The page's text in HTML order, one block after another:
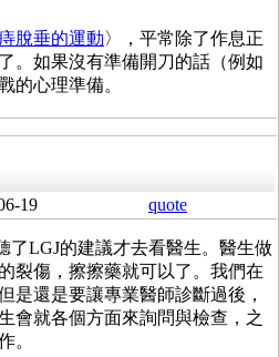
脫垂的運動〉，平常除了作息正
。如果沒有準備開刀的話（例如
的心理準備。
19 quote
了LGJ的建議才去看醫生。醫生做
裂傷，擦擦藥就可以了。我們在
是還是要讓專業醫師診斷過後，
會就各個方面來詢問與檢查，之
。